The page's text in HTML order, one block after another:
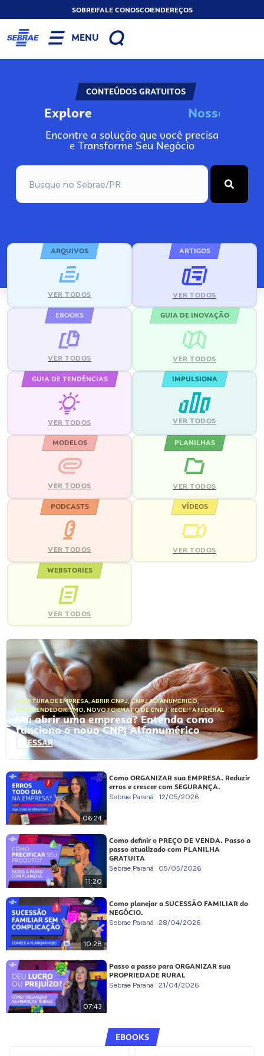
SOBREFALE CONOSCOENDEREÇOS
MENU
CONTEÚDOS GRATUITOS
Explore Nos
N
Encontre a solução que você precisa
e Transforme Seu Negócio
ARQUIVOS
VER TODOS
ARTIGOS
VER TODOS
EBOOKS
VER TODOS
GUIA DE INOVAÇÃO
VER TODOS
GUIA DE TENDÊNCIAS
VER TODOS
IMPULSIONA
VER TODOS
MODELOS
VER TODOS
PLANILHAS
VER TODOS
PODCASTS
VER TODOS
VÍDEOS
VER TODOS
WEBSTORIES
VER TODOS
ABERTURA DE EMPRESA, ABRIR CNPJ,CNPJ ALFANUMÉRICO,
EMPREENDEDORISMO, NOVO FORMATO DE CNPJ,RECEITA FEDERAL
Vai abrir uma empresa? Entenda como
funciona o novo CNPJ Alfanumérico
ACESSAR
06:24
Como ORGANIZAR sua EMPRESA. Reduzir
erros e crescer com SEGURANÇA.
Sebrae Paraná 12/05/2026
11:20
Como definir o PREÇO DE VENDA. Passo a
passo atualizado com PLANILHA
GRATUITA
Sebrae Paraná 05/05/2026
10:28
Como planejar a SUCESSÃO FAMILIAR do
NEGÓCIO.
Sebrae Paraná 28/04/2026
07:43
Passo a passo para ORGANIZAR sua
PROPRIEDADE RURAL
Sebrae Paraná 21/04/2026
EBOOKS